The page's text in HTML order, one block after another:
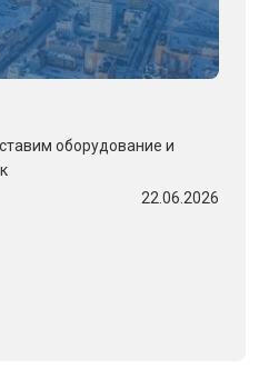
оборудование и
22.06.2026